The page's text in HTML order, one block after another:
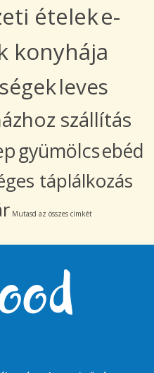
ételeke-
konyhája
leves
szállítás
gyümölcsebéd
táplálkozás
Mutasd az összes címkét